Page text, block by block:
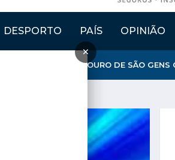
DESPORTO PAÍS OPINIÃO
×
DO MIRADOURO DE SÃO GENS